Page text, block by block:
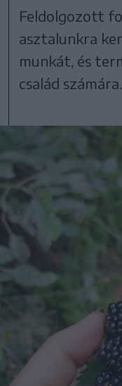
Feldolgozott
asztalunkra
munkát, és
család számára.